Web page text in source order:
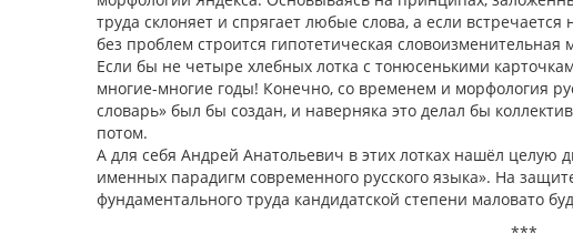
труда склоняет и спрягает любые слова, а если
без проблем строится гипотетическая словоизменительная
Если бы не четыре хлебных лотка с тонюсенькими
многие-многие годы! Конечно, со временем и морфология
словарь» был бы создан, и наверняка это делал бы
потом.
А для себя Андрей Анатольевич в этих лотках нашёл целую
именных парадигм современного русского языка». На
фундаментального труда кандидатской степени маловато
***